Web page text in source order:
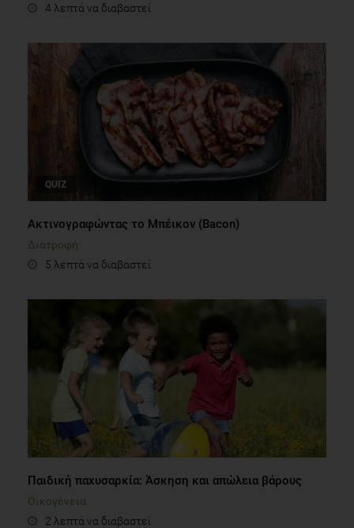
4 λεπτά να διαβαστεί
QUIZ
Ακτινογραφώντας το Μπέικον (Bacon)
Διατροφή
5 λεπτά να διαβαστεί
Παιδική παχυσαρκία: Άσκηση και απώλεια βάρους
Οικογένεια
2 λεπτά να διαβαστεί